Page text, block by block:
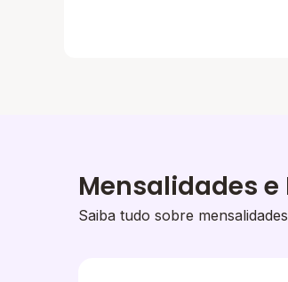
Mensalidades e
Saiba tudo sobre